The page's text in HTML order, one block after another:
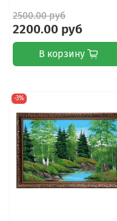
2500.00 руб
2200.00 руб
В корзину
-3%